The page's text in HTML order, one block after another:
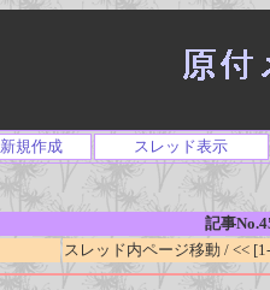
新規作成 スレッド表示
記事
スレッド内ページ移動 / <<